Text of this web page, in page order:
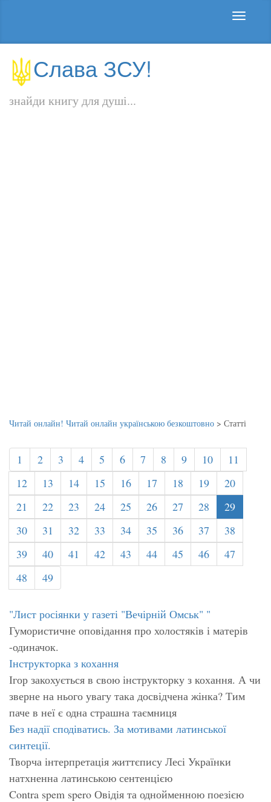
Слава ЗСУ!
знайди книгу для душі...
Читай онлайн! Читай онлайн українською безкоштовно > Статті
1 2 3 4 5 6 7 8 9 10
11
12
13 14 15 16 17 18 19
20
21
22 23 24 25 26 27 28
29
30
31 32 33 34 35 36 37
38
39
40 41 42 43 44 45 46
47
48
49
"Лист росіянки у газеті "Вечірній Омськ" "
Гумористичне оповідання про холостяків і матерів
-одиначок.
Інструкторка з кохання
Ігор закохується в свою інструкторку з кохання. А чи
зверне на нього увагу така досвідчена жінка? Тим
паче в неї є одна страшна таємниця
Без надії сподіватись. За мотивами латинської
синтеції.
Творча інтерпретація життєпису Лесі Українки
натхненна латинською сентенцією
Contra spem spero Овідія та однойменною поезією